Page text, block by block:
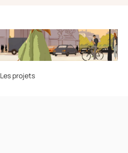
Les projets